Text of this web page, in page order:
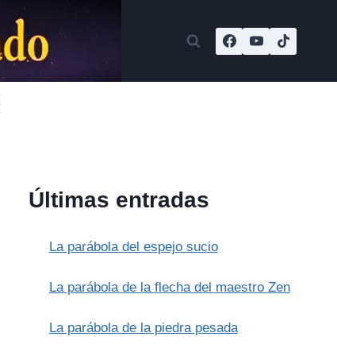
Últimas entradas
La parábola del espejo sucio
La parábola de la flecha del maestro Zen
La parábola de la piedra pesada